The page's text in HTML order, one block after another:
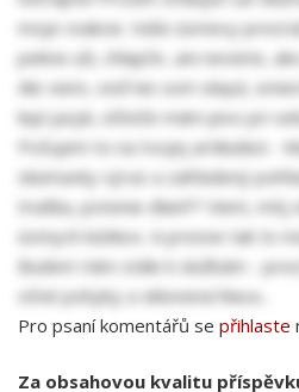
moje reakcie. Vaše úsmevy
pekne uži, chlapče...ani neviete,
Ale viem, veď nie som slepá,
lepí jazyk, ešteže mám pivo pri
Počujem to na tvojej artikulácii -
skúmavky výraz a zahľadený
triaška, potenie dlaní?? Viem,
ústnych kútikov. A presne tak to
Budem Vám stále k službám -
očné pohyby a sklonená hlava...
Pro psaní komentářů se přihlaste
Za obsahovou kvalitu